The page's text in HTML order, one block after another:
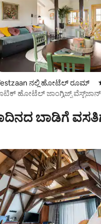
ರೇಟಿಂಗ್, 10 ವಿಮರ್ಶೆಗಳು
ನಲ್ಲಿ ಹೋಟೆಲ್ ರೂಮ್
ಹೋಟೆಲ್ ಜಾಂಗ್ವಿಜ್ಸ್
ಬಾಡಿಗೆ